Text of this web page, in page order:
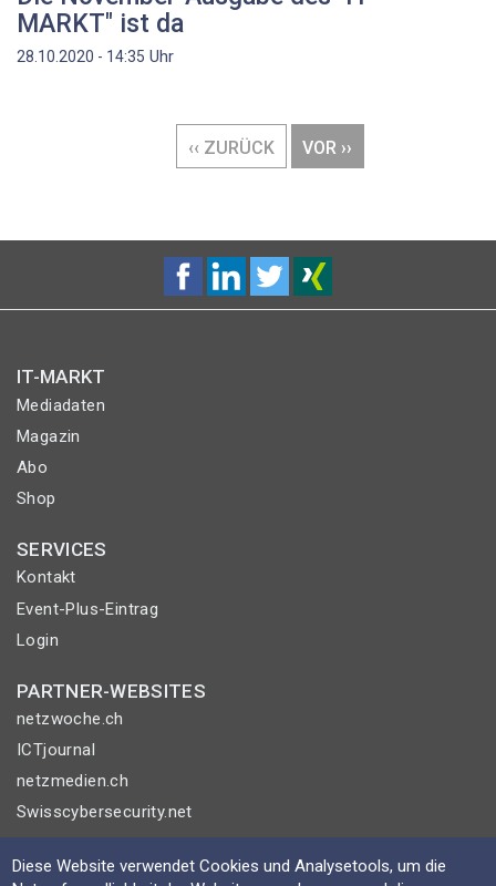
MARKT" ist da
28.10.2020 - 14:35 Uhr
VORHERIGE
SEITE
‹‹ ZURÜCK
NÄCHSTE
SEITE
VOR ››
IT-MARKT
Mediadaten
Magazin
Abo
Shop
SERVICES
Kontakt
Event-Plus-Eintrag
Login
PARTNER-WEBSITES
netzwoche.ch
ICTjournal
netzmedien.ch
Swisscybersecurity.net
© NETZMEDIEN AG 2026
Diese Website verwendet Cookies und Analysetools, um die